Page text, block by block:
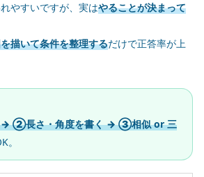
やすいですが、実はやることが決まって
描いて条件を整理するだけで正答率が上
②長さ・角度を書く → ③相似 or 三
。